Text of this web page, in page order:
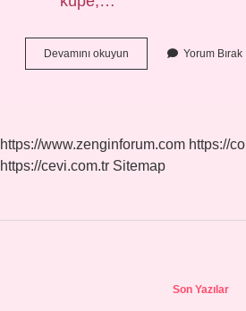
Devamını okuyun
Ipi
Yorum Bırak
https://www.zenginforum.com https://
https://cevi.com.tr Sitemap
Son Yazılar